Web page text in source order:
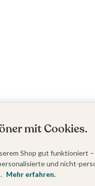
mit Cookies.
Shop gut funktioniert
und nicht-
Mehr erfahren.